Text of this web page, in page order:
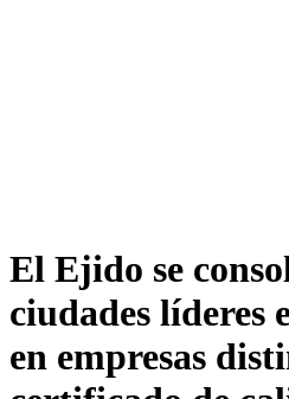
El Ejido se
ciudades líderes
en empresas